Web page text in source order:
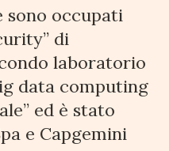
sono occupati
di
laboratorio
data computing
ed è stato
e Capgemini